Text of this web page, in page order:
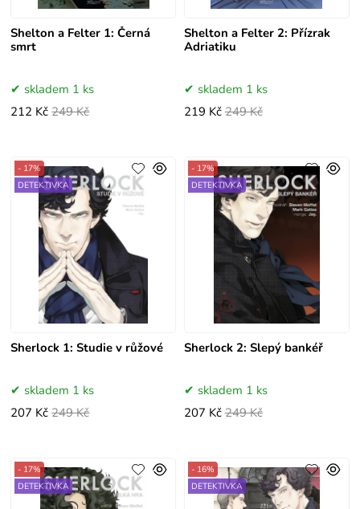
Shelton a Felter 1: Černá
smrt
skladem 1 ks
212 Kč 249 Kč
Shelton a Felter 2: Přízrak
Adriatiku
skladem 1 ks
219 Kč 249 Kč
Sherlock 1: Studie v růžové
- 17%
DETEKTIVKA
skladem 1 ks
207 Kč 249 Kč
Sherlock 2: Slepý bankéř
- 17%
DETEKTIVKA
skladem 1 ks
207 Kč 249 Kč
- 17%
DETEKTIVKA
- 16%
DETEKTIVKA